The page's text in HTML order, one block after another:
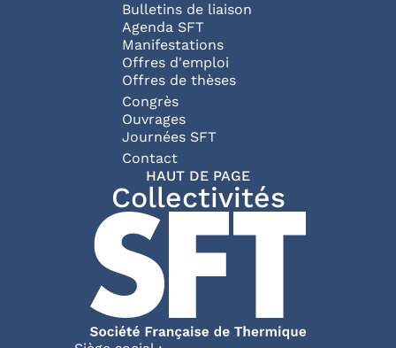
Bulletins de liaison
Agenda SFT
Manifestations
Offres d'emploi
Offres de thèses
Congrès
Ouvrages
Journées SFT
Pied de page
Contact
HAUT DE PAGE
Collectivités